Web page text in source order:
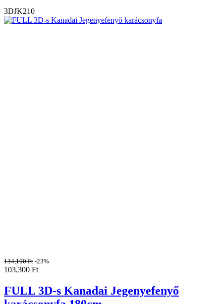
3DJK210
134,100Ft -23%
103,300 Ft
FULL 3D-s Kanadai Jegenyefenyő